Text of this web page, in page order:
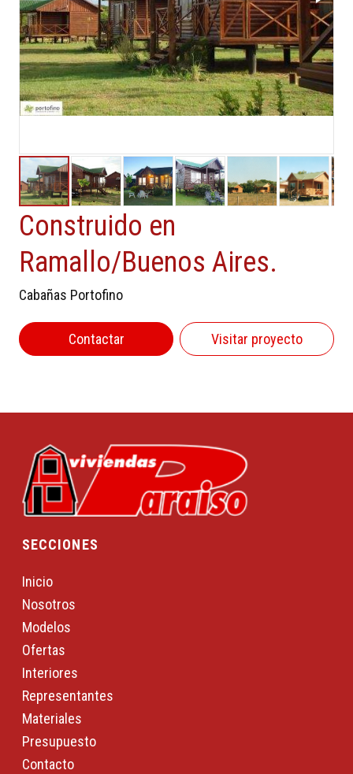
Construido en
Ramallo/Buenos Aires.
Cabañas Portofino
Contactar Visitar proyecto
SECCIONES
Inicio
Nosotros
Modelos
Ofertas
Interiores
Representantes
Materiales
Presupuesto
Contacto